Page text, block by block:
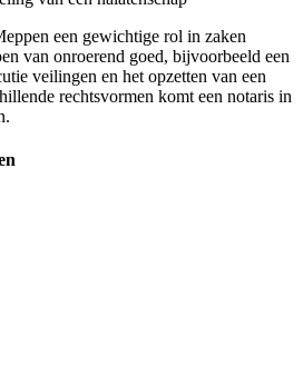
een gewichtige rol in zaken
van onroerend goed, bijvoorbeeld een
veilingen en het opzetten van een
rechtsvormen komt een notaris in